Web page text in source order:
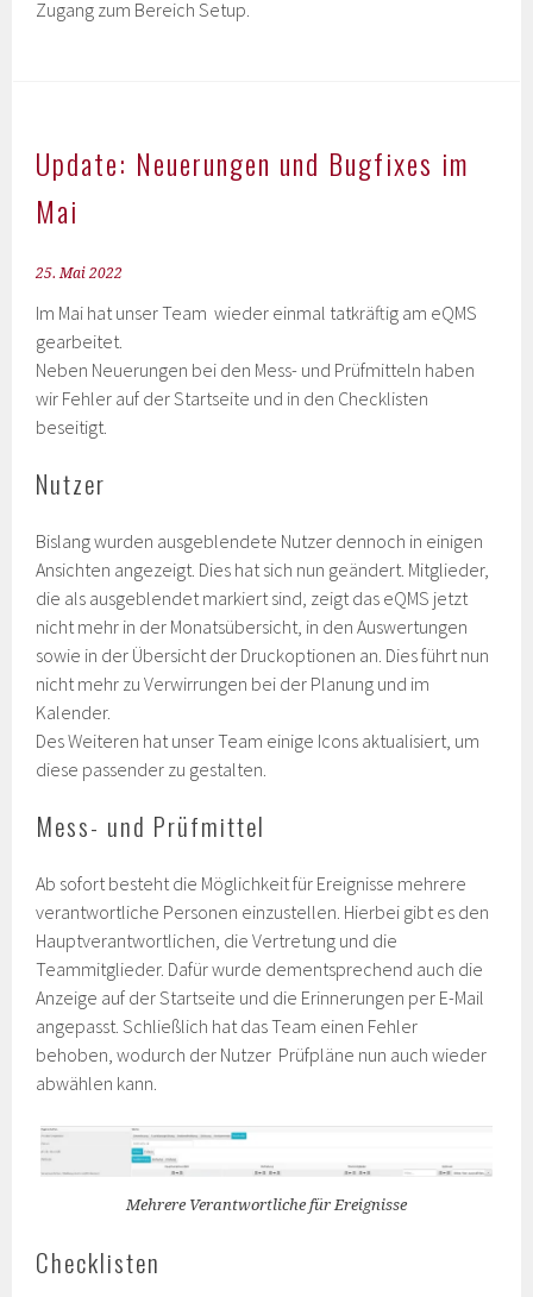
Zugang zum Bereich Setup.
Update: Neuerungen und Bugfixes im
Mai
25. Mai 2022
Im Mai hat unser Team wieder einmal tatkräftig am eQMS
gearbeitet.
Neben Neuerungen bei den Mess- und Prüfmitteln haben
wir Fehler auf der Startseite und in den Checklisten
beseitigt.
Nutzer
Bislang wurden ausgeblendete Nutzer dennoch in einigen
Ansichten angezeigt. Dies hat sich nun geändert. Mitglieder,
die als ausgeblendet markiert sind, zeigt das eQMS jetzt
nicht mehr in der Monatsübersicht, in den Auswertungen
sowie in der Übersicht der Druckoptionen an. Dies führt nun
nicht mehr zu Verwirrungen bei der Planung und im
Kalender.
Des Weiteren hat unser Team einige Icons aktualisiert, um
diese passender zu gestalten.
Mess- und Prüfmittel
Ab sofort besteht die Möglichkeit für Ereignisse mehrere
verantwortliche Personen einzustellen. Hierbei gibt es den
Hauptverantwortlichen, die Vertretung und die
Teammitglieder. Dafür wurde dementsprechend auch die
Anzeige auf der Startseite und die Erinnerungen per E-Mail
angepasst. Schließlich hat das Team einen Fehler
behoben, wodurch der Nutzer Prüfpläne nun auch wieder
abwählen kann.
Mehrere Verantwortliche für Ereignisse
Checklisten